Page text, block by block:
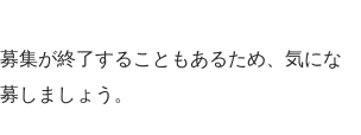
集が終了することもあるため、気にな
しましょう。